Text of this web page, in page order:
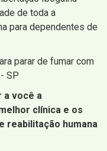
de toda a
para dependentes de
parar de fumar com
SP
a você a
clínica e os
reabilitação humana